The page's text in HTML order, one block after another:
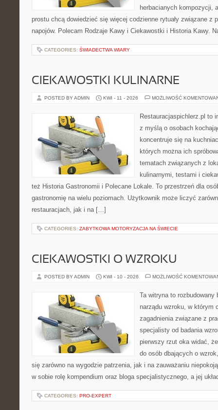
herbacianych kompozycji,
prostu chcą dowiedzieć się więcej codzienne rytuały związane z
napojów. Polecam Rodzaje Kawy i Ciekawostki i Historia Kawy.
CATEGORIES: ŚWIADECTWA WIARY
CIEKAWOSTKI KULINARNE
POSTED BY ADMIN KWI - 11 - 2026 MOŻLIWOŚĆ
Restauracjaspichlerz.pl to
z myślą o osobach
koncentruje się na
których można ich
tematach związanych z
kulinarnymi, testami i
też Historia Gastronomii i Polecane Lokale. To przestrzeń dla
gastronomię na wielu poziomach. Użytkownik może liczyć
restauracjach, jak i na […]
CATEGORIES: ZABYTKOWA MOTORYZACJA NA ŚWIECIE
CIEKAWOSTKI O WZROKU
POSTED BY ADMIN KWI - 10 - 2026 MOŻLIWOŚĆ
Ta witryna to
narządu wzroku, w którym
zagadnienia związane z
specjalisty od badania
pierwszy rzut oka widać,
do osób dbających o
się zarówno na wygodzie patrzenia, jak i na zauważaniu
w sobie rolę kompendium oraz bloga specjalistycznego, a jej
CATEGORIES: PRO-EXPERT